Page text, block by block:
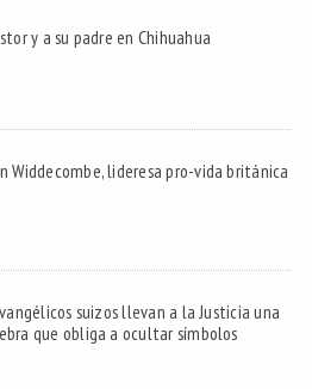
y a su padre en Chihuahua
Widdecombe, lideresa pro-vida británica
suizos llevan a la Justicia una
que obliga a ocultar símbolos